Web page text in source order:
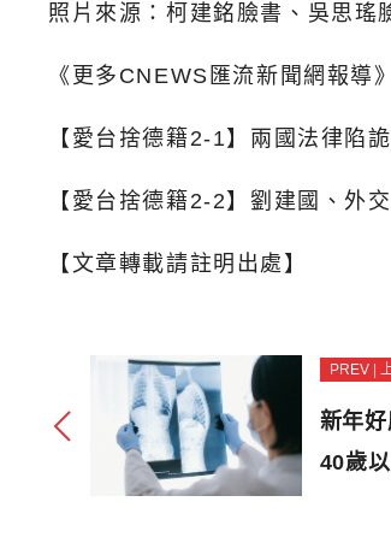
照片來源：柯建銘臉書、吳思瑤
《更多CNEWS匯流新聞網報導》
【愛台捨德籍2-1】兩國法律陷
【愛台捨德籍2-2】劉建國、外
【文章轉載請註明出處】
PREV |
新年
40歲